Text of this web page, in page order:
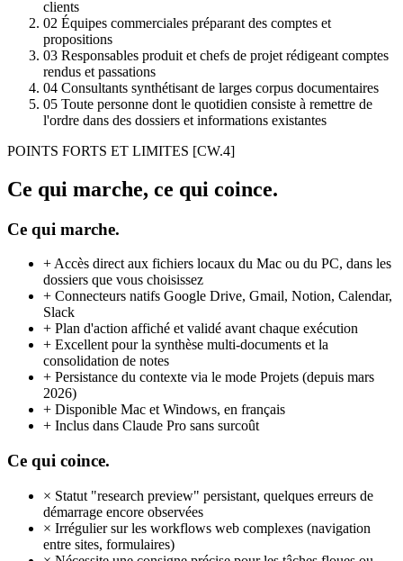
clients
02 Équipes commerciales préparant des comptes et
propositions
03 Responsables produit et chefs de projet rédigeant comptes
rendus et passations
04 Consultants synthétisant de larges corpus documentaires
05 Toute personne dont le quotidien consiste à remettre de
l'ordre dans des dossiers et informations existantes
POINTS FORTS ET LIMITES [CW.4]
Ce qui marche, ce qui coince.
Ce qui marche.
+ Accès direct aux fichiers locaux du Mac ou du PC, dans les
dossiers que vous choisissez
+ Connecteurs natifs Google Drive, Gmail, Notion, Calendar,
Slack
+ Plan d'action affiché et validé avant chaque exécution
+ Excellent pour la synthèse multi-documents et la
consolidation de notes
+ Persistance du contexte via le mode Projets (depuis mars
2026)
+ Disponible Mac et Windows, en français
+ Inclus dans Claude Pro sans surcoût
Ce qui coince.
× Statut "research preview" persistant, quelques erreurs de
démarrage encore observées
× Irrégulier sur les workflows web complexes (navigation
entre sites, formulaires)